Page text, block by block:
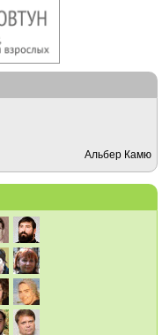
Альбер Камю